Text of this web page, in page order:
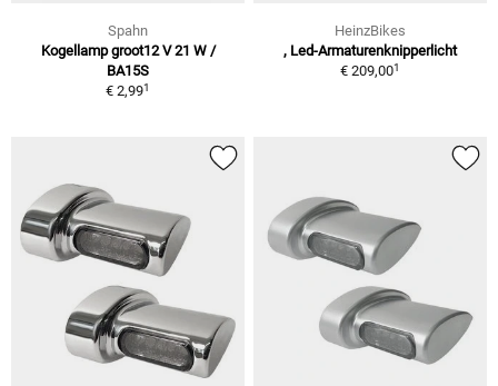
Spahn
Kogellamp groot12 V 21 W /
BA15S
€ 2,991
HeinzBikes
, Led-Armaturenknipperlicht
€ 209,001